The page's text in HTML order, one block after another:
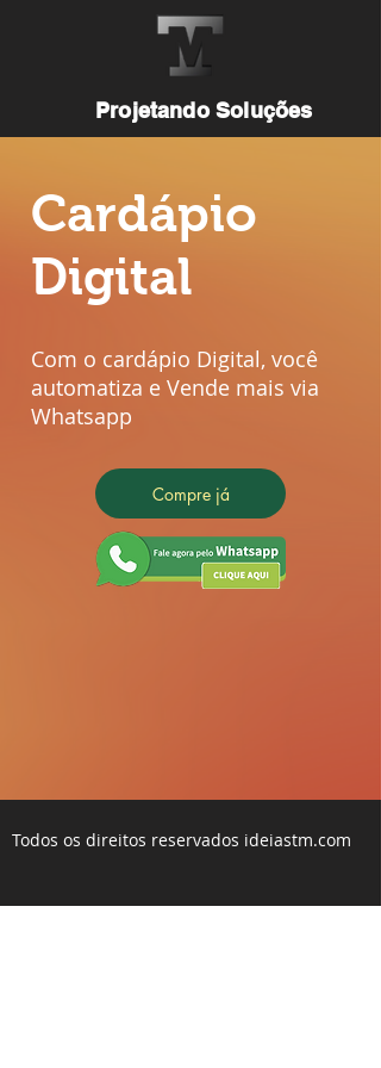
Projetando Soluções
Cardápio
Digital
Com o cardápio Digital, você
automatiza e Vende mais via
Whatsapp
Compre já
Todos os direitos reservados ideiastm.com